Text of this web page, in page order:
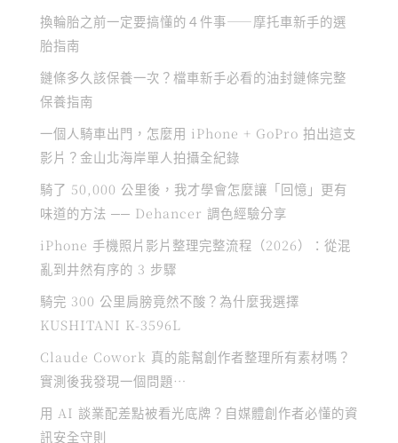
換輪胎之前一定要搞懂的４件事——摩托車新手的選
胎指南
鏈條多久該保養一次？檔車新手必看的油封鏈條完整
保養指南
一個人騎車出門，怎麼用 iPhone + GoPro 拍出這支
影片？金山北海岸單人拍攝全紀錄
騎了 50,000 公里後，我才學會怎麼讓「回憶」更有
味道的方法 ── Dehancer 調色經驗分享
iPhone 手機照片影片整理完整流程（2026）：從混
亂到井然有序的 3 步驟
騎完 300 公里肩膀竟然不酸？為什麼我選擇
KUSHITANI K-3596L
Claude Cowork 真的能幫創作者整理所有素材嗎？
實測後我發現一個問題…
用 AI 談業配差點被看光底牌？自媒體創作者必懂的資
訊安全守則